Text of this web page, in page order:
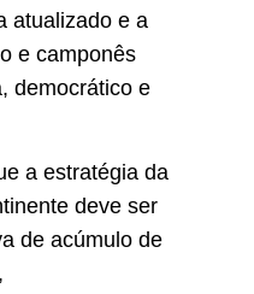
atualizado e a
e camponês
democrático e
a estratégia da
deve ser
de acúmulo de